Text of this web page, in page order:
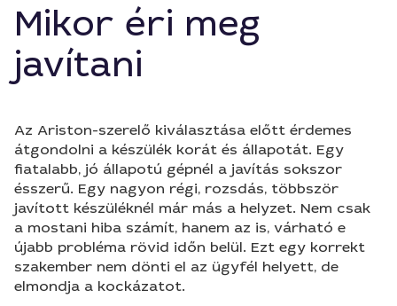
Mikor éri meg
javítani
Az Ariston-szerelő kiválasztása előtt érdemes
átgondolni a készülék korát és állapotát. Egy
fiatalabb, jó állapotú gépnél a javítás sokszor
ésszerű. Egy nagyon régi, rozsdás, többször
javított készüléknél már más a helyzet. Nem csak
a mostani hiba számít, hanem az is, várható e
újabb probléma rövid időn belül. Ezt egy korrekt
szakember nem dönti el az ügyfél helyett, de
elmondja a kockázatot.